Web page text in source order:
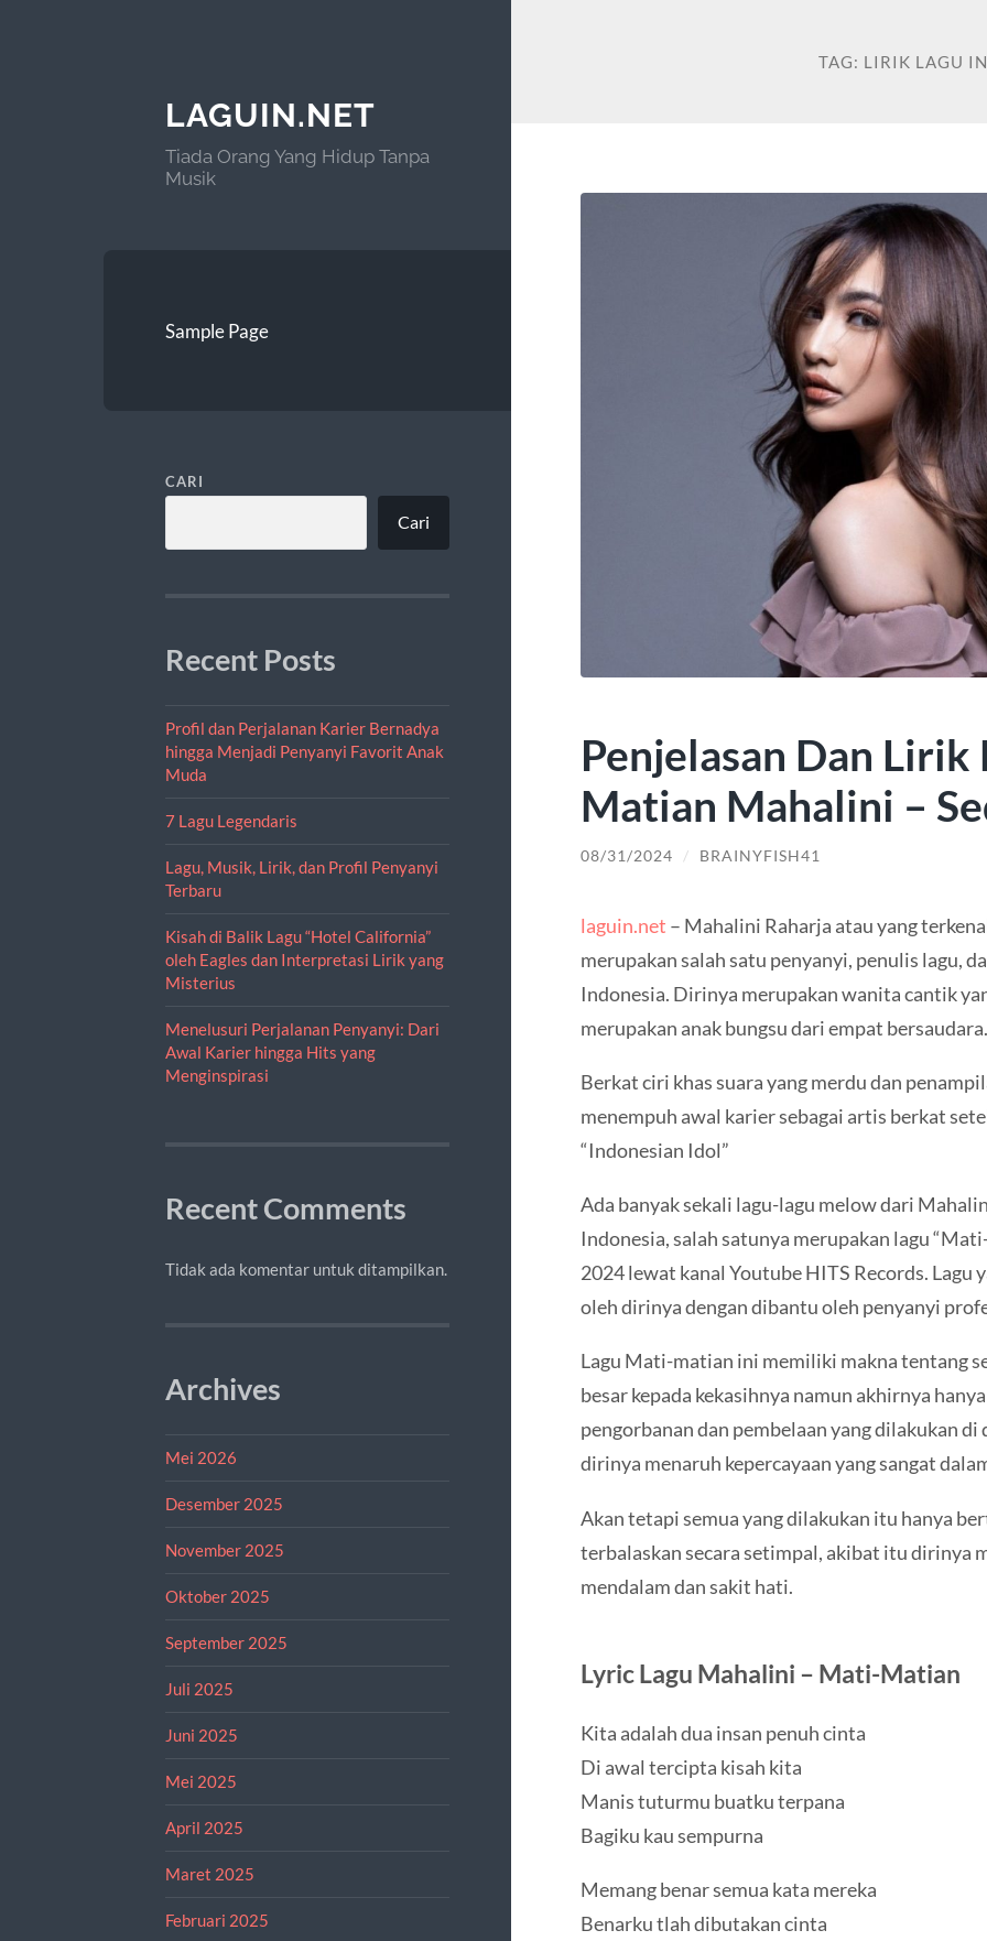
LAGUIN.NET
Tiada Orang Yang Hidup Tanpa
Musik
Sample Page
CARI
Cari
Recent Posts
Profil dan Perjalanan Karier Bernadya
hingga Menjadi Penyanyi Favorit Anak
Muda
7 Lagu Legendaris
Lagu, Musik, Lirik, dan Profil Penyanyi
Terbaru
Kisah di Balik Lagu “Hotel California”
oleh Eagles dan Interpretasi Lirik yang
Misterius
Menelusuri Perjalanan Penyanyi: Dari
Awal Karier hingga Hits yang
Menginspirasi
Recent Comments
Tidak ada komentar untuk ditampilkan.
Archives
Mei 2026
Desember 2025
November 2025
Oktober 2025
September 2025
Juli 2025
Juni 2025
Mei 2025
April 2025
Maret 2025
Februari 2025
TAG: LIRIK LAGU
Penjelasan Dan Lirik
Matian Mahalini –
08/31/2024 / BRAINYFISH41
laguin.net – Mahalini Raharja atau yang
merupakan salah satu penyanyi, penulis lagu,
Indonesia. Dirinya merupakan wanita cantik
merupakan anak bungsu dari empat bersaudara.
Berkat ciri khas suara yang merdu dan
menempuh awal karier sebagai artis berkat
“Indonesian Idol”
Ada banyak sekali lagu-lagu melow dari
Indonesia, salah satunya merupakan lagu
2024 lewat kanal Youtube HITS Records.
oleh dirinya dengan dibantu oleh penyanyi
Lagu Mati-matian ini memiliki makna tentang
besar kepada kekasihnya namun akhirnya
pengorbanan dan pembelaan yang dilakukan
dirinya menaruh kepercayaan yang sangat
Akan tetapi semua yang dilakukan itu hanya
terbalaskan secara setimpal, akibat itu dirinya
mendalam dan sakit hati.
Lyric Lagu Mahalini – Mati-Matian
Kita adalah dua insan penuh cinta
Di awal tercipta kisah kita
Manis tuturmu buatku terpana
Bagiku kau sempurna
Memang benar semua kata mereka
Benarku tlah dibutakan cinta